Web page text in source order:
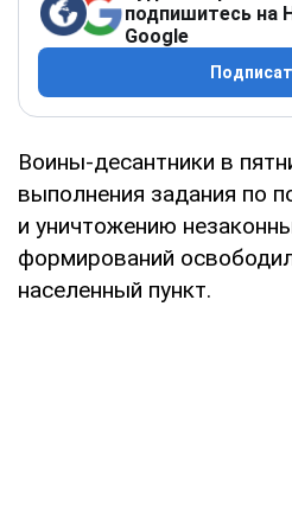
подпишитесь на
Google
Воины-десантники в
выполнения задания по
и уничтожению
формирований
населенный пункт.